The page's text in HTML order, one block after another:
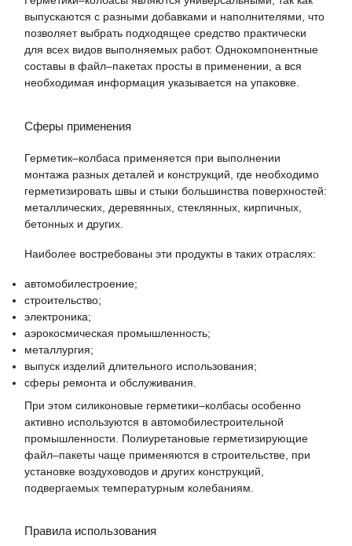
выпускаются с разными добавками и наполнителями, что
позволяет выбрать подходящее средство практически
для всех видов выполняемых работ. Однокомпонентные
составы в файл–пакетах просты в применении, а вся
необходимая информация указывается на упаковке.
Сферы применения
Герметик–колбаса применяется при выполнении
монтажа разных деталей и конструкций, где необходимо
герметизировать швы и стыки большинства поверхностей:
металлических, деревянных, стеклянных, кирпичных,
бетонных и других.
Наиболее востребованы эти продукты в таких отраслях:
автомобилестроение;
строительство;
электроника;
аэрокосмическая промышленность;
металлургия;
выпуск изделий длительного использования;
сферы ремонта и обслуживания.
При этом силиконовые герметики–колбасы особенно
активно используются в автомобилестроительной
промышленности. Полиуретановые герметизирующие
файл–пакеты чаще применяются в строительстве, при
установке воздуховодов и других конструкций,
подвергаемых температурным колебаниям.
Правила использования